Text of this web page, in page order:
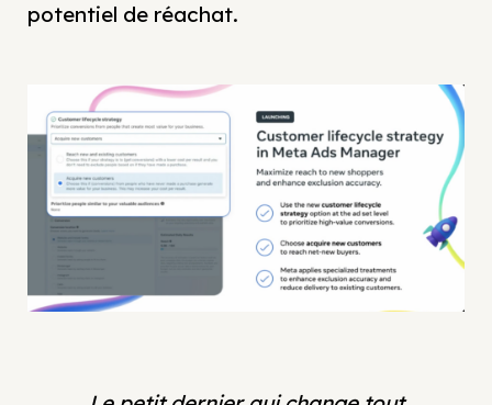
potentiel de réachat.